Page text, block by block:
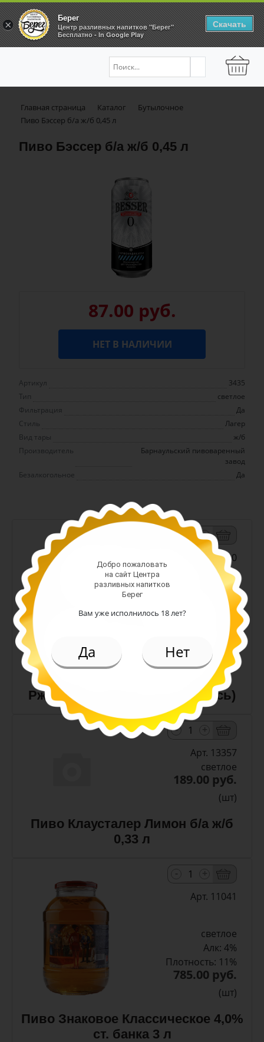
Главная страница Каталог
Бутылочное
Пиво Бэссер б/а ж/б 0,45 л
Пиво Бэссер б/а ж/б 0,45 л
87.00 руб.
НЕТ В НАЛИЧИИ
Артикул
3435
Тип
светлое
Фильтрация
Да
Стиль
Лагер
Вид тары
ж/б
Производитель
Барнаульский пивоваренный
завод
Безалкогольное
Да
-
+
Арт. 10990
темное
Алк: 5%
Плотность: 11.6%
186.00 руб.
(шт)
Пиво Лидское Жигулевское
Ржаное 5,0% с/т 0,5 л (Беларусь)
-
Арт. 13357
светлое
189.00 руб.
(шт)
Пиво Клаусталер Лимон б/а ж/б
0,33 л
Арт. 11041
светлое
Алк: 4%
Плотность: 11%
785.00 руб.
(шт)
Пиво Знаковое Классическое 4,0%
ст. банка 3 л
Добро пожаловать
на сайт Центра
разливных напитков
Берег
Вам уже исполнилось 18 лет?
Да Нет
×
Берег
Центр разливных напитков "Берег"
Бесплатно - In Google Play
Скачать